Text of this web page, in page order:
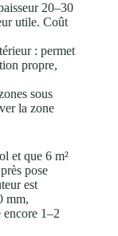
20–30
utile. Coût
: permet
propre,
sous
la zone
et que 6 m²
pose
est
mm,
encore 1–2